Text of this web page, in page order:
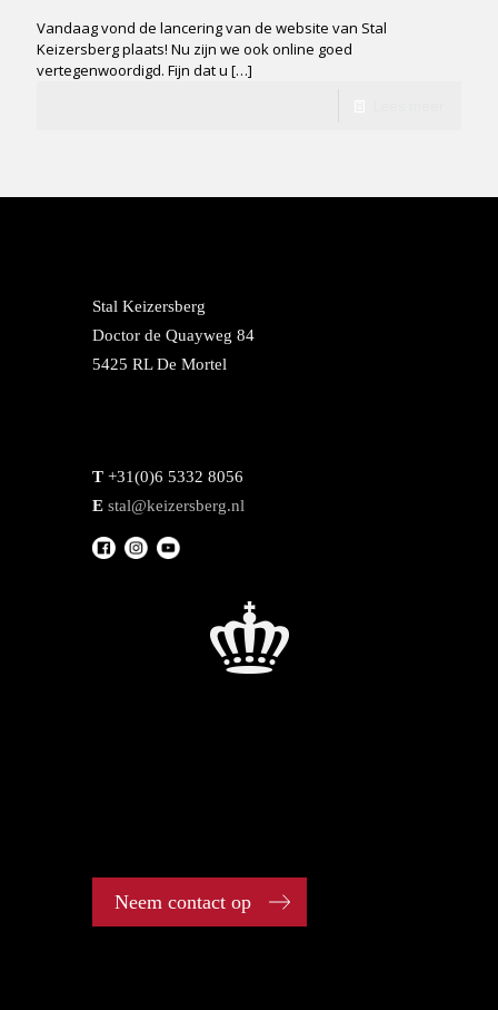
Vandaag vond de lancering van de website van Stal
Keizersberg plaats! Nu zijn we ook online goed
vertegenwoordigd. Fijn dat u […]
Stal Keizersberg
Doctor de Quayweg 84
5425 RL De Mortel
T +31(0)6 5332 8056
E stal@keizersberg.nl
Neem contact op